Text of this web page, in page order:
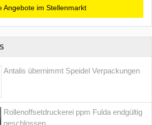
Angebote im Stellenmarkt
Antalis übernimmt Speidel Verpackungen
Rollenoffsetdruckerei ppm Fulda endgültig
geschlossen